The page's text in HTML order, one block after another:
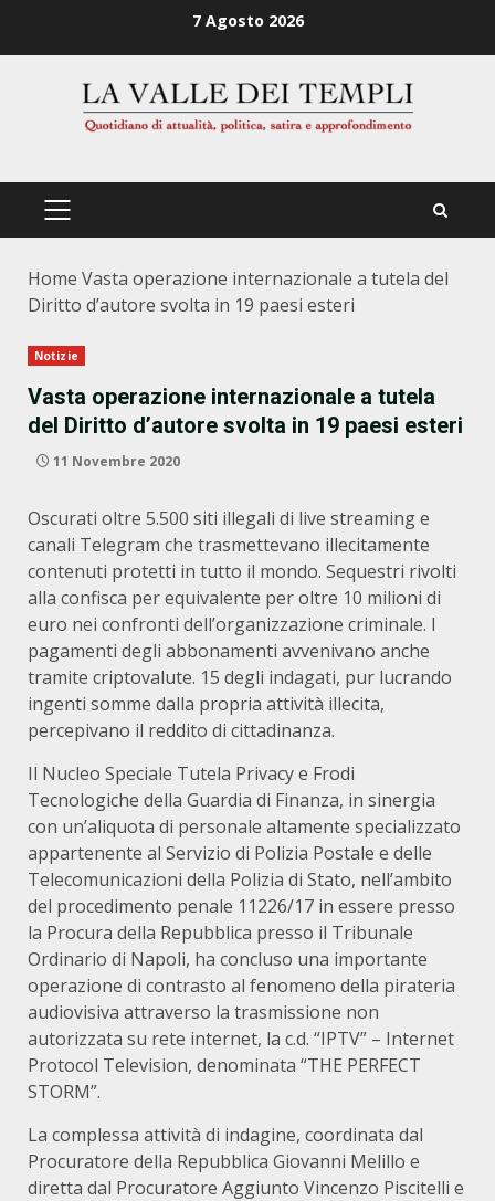
7 Agosto 2026
PRIMÄRES
Home Vasta operazione internazionale a tutela del
Diritto d’autore svolta in 19 paesi esteri
Notizie
Vasta operazione internazionale a tutela
del Diritto d’autore svolta in 19 paesi esteri
11 Novembre 2020
Oscurati oltre 5.500 siti illegali di live streaming e
canali Telegram che trasmettevano illecitamente
contenuti protetti in tutto il mondo. Sequestri rivolti
alla confisca per equivalente per oltre 10 milioni di
euro nei confronti dell’organizzazione criminale. I
pagamenti degli abbonamenti avvenivano anche
tramite criptovalute. 15 degli indagati, pur lucrando
ingenti somme dalla propria attività illecita,
percepivano il reddito di cittadinanza.
Il Nucleo Speciale Tutela Privacy e Frodi
Tecnologiche della Guardia di Finanza, in sinergia
con un’aliquota di personale altamente specializzato
appartenente al Servizio di Polizia Postale e delle
Telecomunicazioni della Polizia di Stato, nell’ambito
del procedimento penale 11226/17 in essere presso
la Procura della Repubblica presso il Tribunale
Ordinario di Napoli, ha concluso una importante
operazione di contrasto al fenomeno della pirateria
audiovisiva attraverso la trasmissione non
autorizzata su rete internet, la c.d. “IPTV” – Internet
Protocol Television, denominata “THE PERFECT
STORM”.
La complessa attività di indagine, coordinata dal
Procuratore della Repubblica Giovanni Melillo e
diretta dal Procuratore Aggiunto Vincenzo Piscitelli e